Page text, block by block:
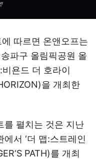
따르면 온앤오프는
파구 올림픽공원 올
욘드 더 호라이
을 개최한
를 펼치는 것은 지난
서 ‘더 맵:스트레인
PATH)를 개최